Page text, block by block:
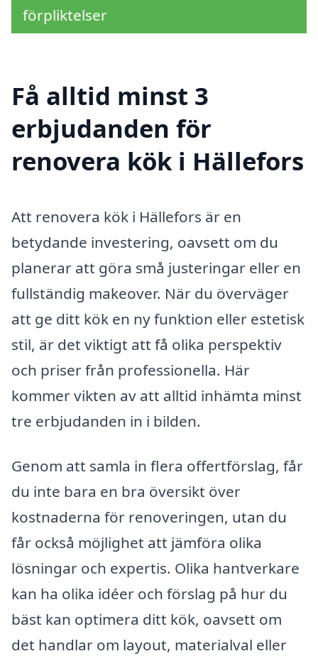
förpliktelser
Få alltid minst 3
erbjudanden för
renovera kök i Hällefors
Att renovera kök i Hällefors är en
betydande investering, oavsett om du
planerar att göra små justeringar eller en
fullständig makeover. När du överväger
att ge ditt kök en ny funktion eller estetisk
stil, är det viktigt att få olika perspektiv
och priser från professionella. Här
kommer vikten av att alltid inhämta minst
tre erbjudanden in i bilden.
Genom att samla in flera offertförslag, får
du inte bara en bra översikt över
kostnaderna för renoveringen, utan du
får också möjlighet att jämföra olika
lösningar och expertis. Olika hantverkare
kan ha olika idéer och förslag på hur du
bäst kan optimera ditt kök, oavsett om
det handlar om layout, materialval eller